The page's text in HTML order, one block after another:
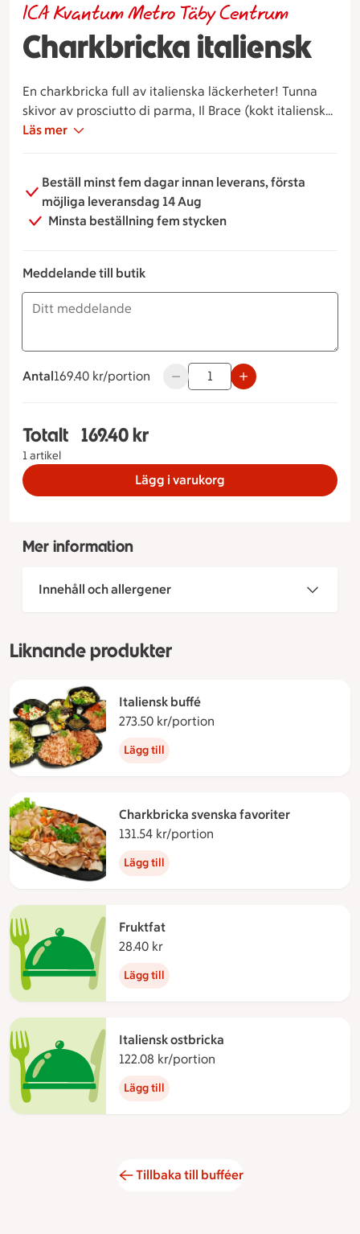
Charkbricka italiensk
ICA Kvantum Metro Täby Centrum
En charkbricka full av italienska läckerheter! Tunna
skivor av prosciutto di parma, Il Brace (kokt italiensk
örtskinka), salami magnifico chili, salami golfetta,
Läs mer
Beställ minst fem dagar innan leverans, första
möjliga leveransdag 14 Aug
Minsta beställning fem stycken
Meddelande till butik
Antal
169.40 kronor per portion
169.40 kr/portion Använd knapparna för att
Totalt
1 artikel
Totalt 1 stycken Charkbricka italiensk, 169.40
169.40 kr
Lägg i varukorg
Mer information
Innehåll och allergener
Liknande produkter
Italiensk buffé
273.50 kr/portion
Lägg till
Charkbricka svenska favoriter
131.54 kr/portion
Lägg till
Fruktfat
28.40 kr
Lägg till
Italiensk ostbricka
122.08 kr/portion
Lägg till
Tillbaka till bufféer